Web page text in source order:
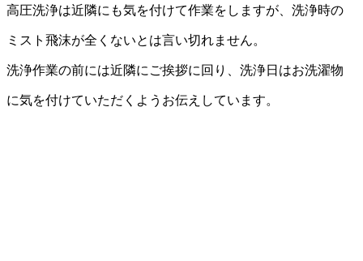
高圧洗浄は近隣にも気を付けて作業をしますが、洗浄時の
ミスト飛沫が全くないとは言い切れません。
洗浄作業の前には近隣にご挨拶に回り、洗浄日はお洗濯物
に気を付けていただくようお伝えしています。